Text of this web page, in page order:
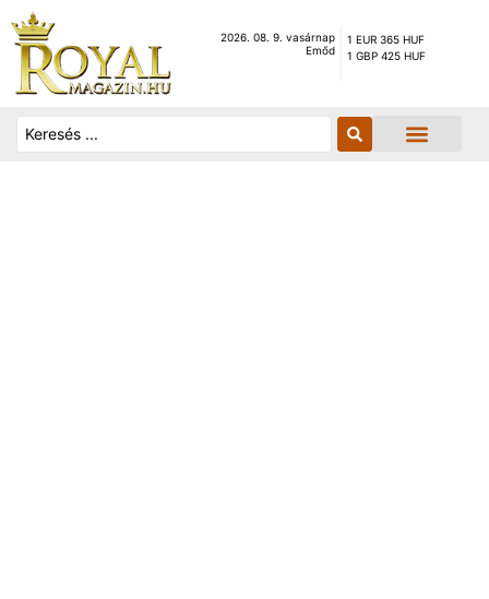
2026. 08. 9. vasárnap
Emőd
1 EUR 365 HUF
1 GBP 425 HUF